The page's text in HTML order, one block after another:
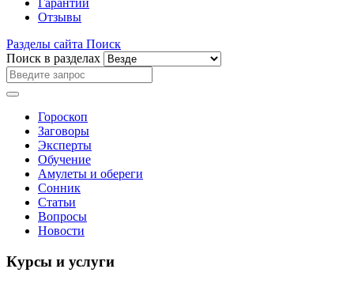
Гарантии
Отзывы
Разделы сайта Поиск
Поиск в разделах
Гороскоп
Заговоры
Эксперты
Обучение
Амулеты и обереги
Сонник
Статьи
Вопросы
Новости
Курсы и услуги